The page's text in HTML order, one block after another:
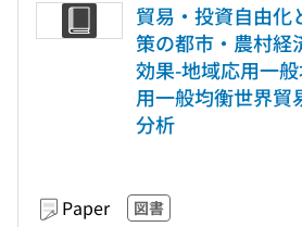
貿易・投資自由化
策の都市・農村経
効果-地域応用一
用一般均衡世界貿
分析
Paper 図書